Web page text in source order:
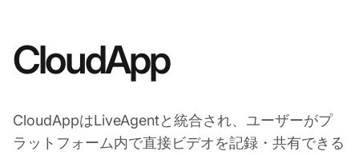
CloudApp
CloudAppはLiveAgentと統合され、ユーザーがプ
ラットフォーム内で直接ビデオを記録・共有できる